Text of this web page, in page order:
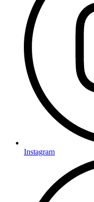
Instagram